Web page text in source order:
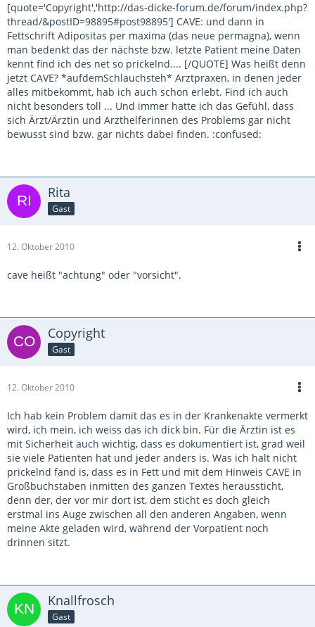
[quote='Copyright','http://das-dicke-forum.de/forum/index.php?
thread/&postID=98895#post98895'] CAVE: und dann in
Fettschrift Adipositas per maxima (das neue permagna), wenn
man bedenkt das der nächste bzw. letzte Patient meine Daten
kennt find ich des net so prickelnd.... [/QUOTE] Was heißt denn
jetzt CAVE? *aufdemSchlauchsteh* Arztpraxen, in denen jeder
alles mitbekommt, hab ich auch schon erlebt. Find ich auch
nicht besonders toll ... Und immer hatte ich das Gefühl, dass
sich Ärzt/Ärztin und Arzthelferinnen des Problems gar nicht
bewusst sind bzw. gar nichts dabei finden. :confused:
Rita
Gast
12. Oktober 2010
cave heißt "achtung" oder "vorsicht".
Copyright
Gast
12. Oktober 2010
Ich hab kein Problem damit das es in der Krankenakte vermerkt
wird, ich mein, ich weiss das ich dick bin. Für die Ärztin ist es
mit Sicherheit auch wichtig, dass es dokumentiert ist, grad weil
sie viele Patienten hat und jeder anders is. Was ich halt nicht
prickelnd fand is, dass es in Fett und mit dem Hinweis CAVE in
Großbuchstaben inmitten des ganzen Textes heraussticht,
denn der, der vor mir dort ist, dem sticht es doch gleich
erstmal ins Auge zwischen all den anderen Angaben, wenn
meine Akte geladen wird, während der Vorpatient noch
drinnen sitzt.
Knallfrosch
Gast